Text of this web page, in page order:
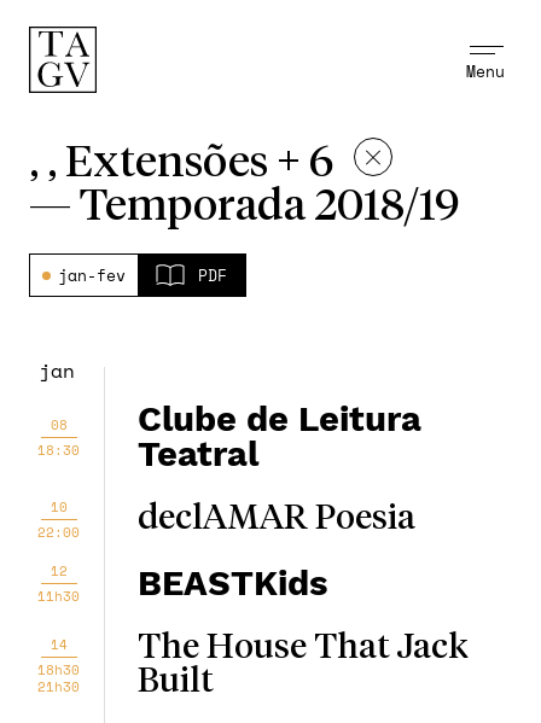
Menu
, , Extensões + 6
— Temporada 2018/19
jan-fev PDF
jan
08
18:30
Clube de Leitura
Teatral
10
22:00
declAMAR Poesia
12
11h30
BEASTKids
14
18h30
21h30
The House That Jack
Built